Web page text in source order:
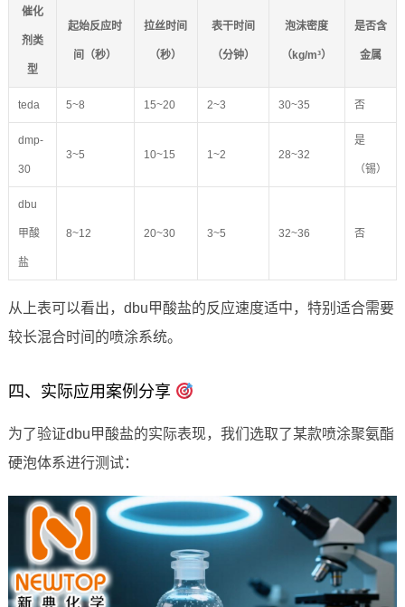
催化
剂类
型
起始反应时
间（秒）
拉丝时间
（秒）
表干时间
（分钟）
泡沫密度
（kg/m³）
是否含
金属
teda 5~8 15~20 2~3 30~35 否
dmp-
30
3~5 10~15 1~2 28~32
是
（锡）
dbu
甲酸
盐
8~12 20~30 3~5 32~36 否
从上表可以看出，dbu甲酸盐的反应速度适中，特别适合需要
较长混合时间的喷涂系统。
四、实际应用案例分享
为了验证dbu甲酸盐的实际表现，我们选取了某款喷涂聚氨酯
硬泡体系进行测试：